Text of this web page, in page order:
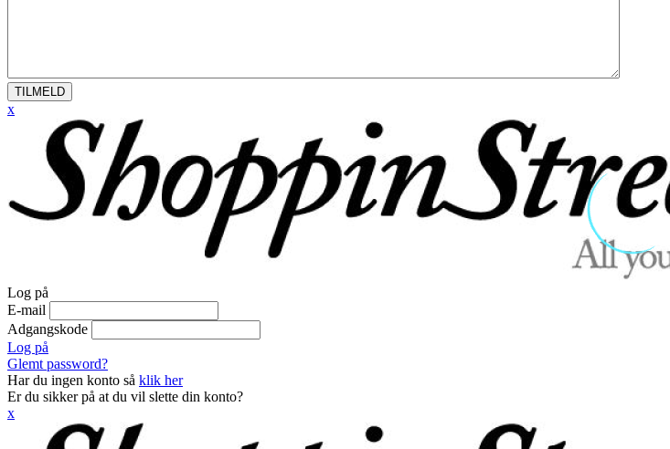
TILMELD
x
Log på
E-mail
Adgangskode
Log på
Glemt password?
Har du ingen konto så klik her
Er du sikker på at du vil slette din konto?
x